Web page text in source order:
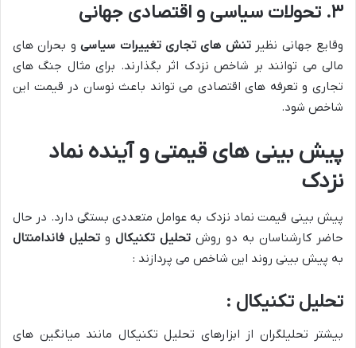
۳. تحولات سیاسی و اقتصادی جهانی
وقایع جهانی نظیرتنش های تجاری تغییرات سیاسیو بحران های
مالی می توانند بر شاخص نزدک اثر بگذارند. برای مثال جنگ های
تجاری و تعرفه های اقتصادی می تواند باعث نوسان در قیمت این
شاخص شود.
پیش بینی های قیمتی و آینده نماد
نزدک
پیش بینی قیمت نماد نزدک به عوامل متعددی بستگی دارد. در حال
حاضر کارشناسان به دو روش تحلیل تکنیکال و تحلیل فاندامنتال
به پیش بینی روند این شاخص می پردازند :
تحلیل تکنیکال :
بیشتر تحلیلگران از ابزارهای تحلیل تکنیکال مانند میانگین های